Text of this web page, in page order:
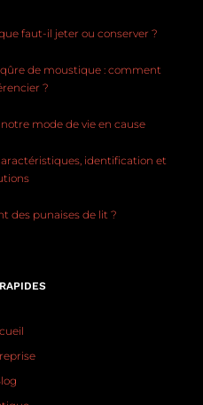
faut-il jeter ou conserver ?
de moustique : comment
?
mode de vie en cause
identification et
des punaises de lit ?